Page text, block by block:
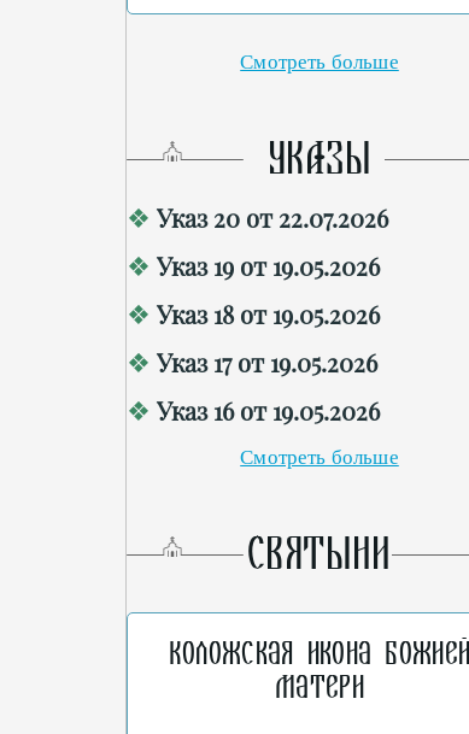
Смотреть больше
УКАЗЫ
Указ 20 от 22.07.2026
Указ 19 от 19.05.2026
Указ 18 от 19.05.2026
Указ 17 от 19.05.2026
Указ 16 от 19.05.2026
Смотреть больше
СВЯТЫНИ
Коложская икона
Матери